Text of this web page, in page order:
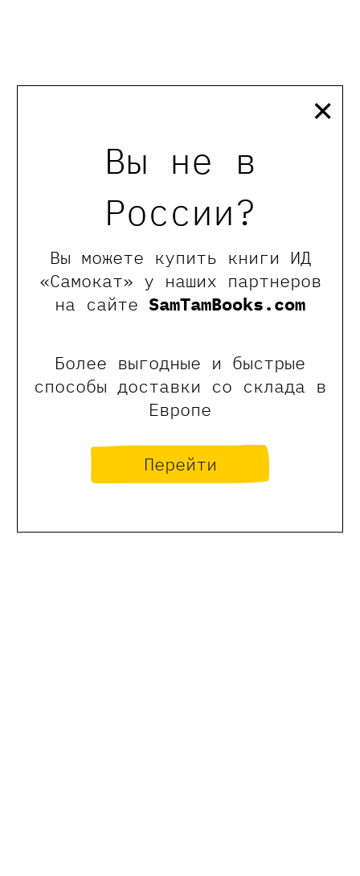
Вы не в
России?
Вы можете купить книги ИД
«Самокат» у наших партнеров
на сайте SamTamBooks.com
Более выгодные и быстрые
способы доставки со склада в
Европе
Перейти
×